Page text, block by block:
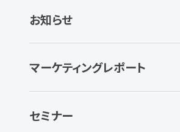
お知らせ
マーケティングレポート
セミナー